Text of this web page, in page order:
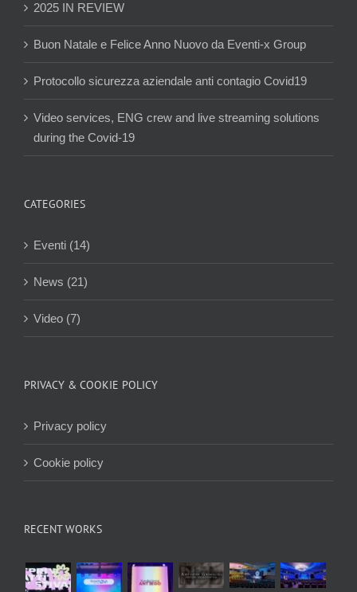
2025 IN REVIEW
Buon Natale e Felice Anno Nuovo da Eventi-x Group
Protocollo sicurezza aziendale anti contagio Covid19
Video services, ENG crew and live streaming solutions
during the Covid-19
CATEGORIES
Eventi (14)
News (21)
Video (7)
PRIVACY & COOKIE POLICY
Privacy policy
Cookie policy
RECENT WORKS